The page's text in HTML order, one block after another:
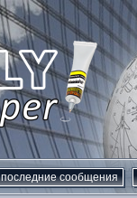
последние сообщения